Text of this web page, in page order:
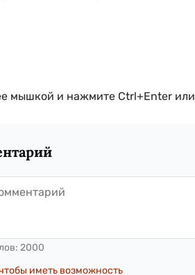
мышкой и нажмите Ctrl+Enter или
2000
иметь возможность